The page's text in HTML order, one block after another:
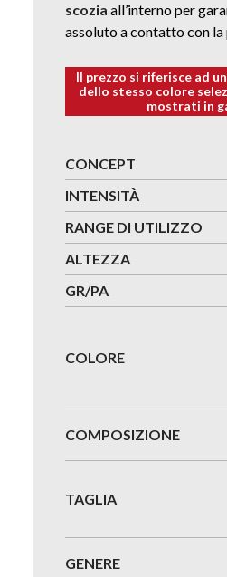
scozia all’interno per
assoluto a contatto con la
Il prezzo si riferisce ad
dello stesso colore
mostrati in
CONCEPT
INTENSITÀ
RANGE DI UTILIZZO
ALTEZZA
GR/PA
COLORE
COMPOSIZIONE
TAGLIA
GENERE